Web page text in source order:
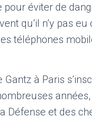
éviter de
qu’il n’y pas
téléphones
Gantz à Paris
Défense et des